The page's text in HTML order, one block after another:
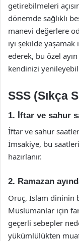
getirebilmeleri
dönemde sağlıklı
manevi değerlere
iyi şekilde
ederek, bu özel
kendinizi
SSS (Sıkça
1. İftar ve sahur
İftar ve sahur
İmsakiye, bu
hazırlanır.
2. Ramazan
Oruç, İslam dininin
Müslümanlar için
geçerli sebepler
yükümlülükten